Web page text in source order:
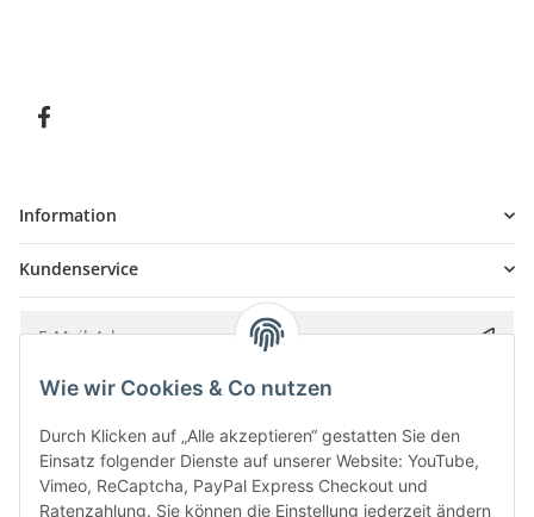
Information
Kundenservice
Bitte senden Sie mir entsprechend IhrerDatenschutzerklärung
Wie wir Cookies & Co nutzen
Durch Klicken auf „Alle akzeptieren“ gestatten Sie den
Einsatz folgender Dienste auf unserer Website: YouTube,
Vimeo, ReCaptcha, PayPal Express Checkout und
Ratenzahlung. Sie können die Einstellung jederzeit ändern